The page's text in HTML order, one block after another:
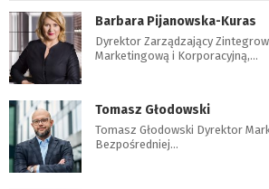
Barbara Pijanowska-Kuras
Dyrektor Zarządzający
Marketingową i Korporacyjną,…
Tomasz Głodowski
Tomasz Głodowski Dyrektor
Bezpośredniej…